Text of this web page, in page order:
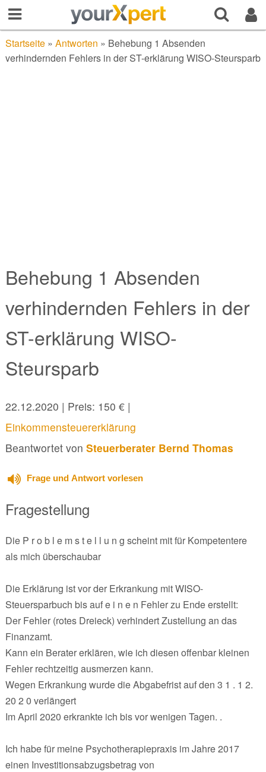
Startseite» Antworten » Behebung 1 Absenden
verhindernden Fehlers in der ST-erklärung WISO-Steursparb
Behebung 1 Absenden
verhindernden Fehlers in der
ST-erklärung WISO-
Steursparb
22.12.2020 | Preis: 150 € |
Einkommensteuererklärung
Beantwortet von Steuerberater Bernd Thomas
Frage und Antwort vorlesen
Fragestellung
Die P r o b l e m s t e l l u n g scheint mit für Kompetentere
als mich überschaubar
Die Erklärung ist vor der Erkrankung mit WISO-
Steuersparbuch bis auf e i n e n Fehler zu Ende erstellt:
Der Fehler (rotes Dreieck) verhindert Zustellung an das
Finanzamt.
Kann ein Berater erklären, wie ich diesen offenbar kleinen
Fehler rechtzeitig ausmerzen kann.
Wegen Erkrankung wurde die Abgabefrist auf den 3 1 . 1 2.
20 2 0 verlängert
Im April 2020 erkrankte ich bis vor wenigen Tagen. .
Ich habe für meine Psychotherapiepraxis im Jahre 2017
einen Investitionsabzugsbetrag von